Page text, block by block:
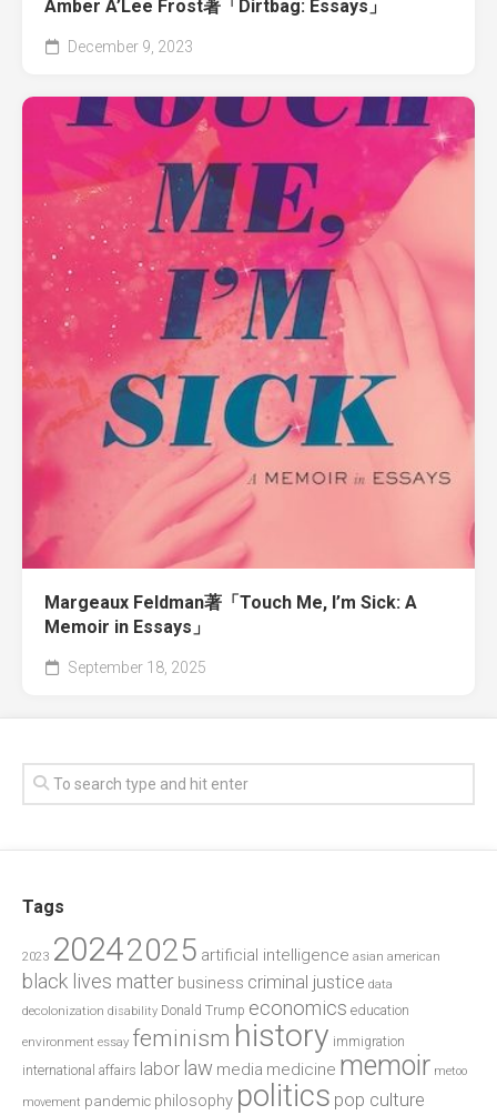
Amber A’Lee Frost著「Dirtbag: Essays」
December 9, 2023
Margeaux Feldman著「Touch Me, I’m Sick: A
Memoir in Essays」
September 18, 2025
Tags
2023 20242025 artificial intelligence asian american
black lives matter business criminal justice data
decolonization disability Donald Trump economics education
environment essay feminism history immigration
international affairs labor law media medicine memoir metoo
movement pandemic philosophy politics pop culture